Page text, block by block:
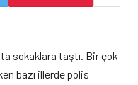
sokaklara taştı. Bir çok
bazı illerde polis